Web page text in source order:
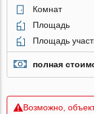
Комнат
Площадь
Площадь
полная
Возможно,